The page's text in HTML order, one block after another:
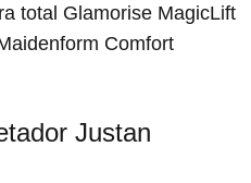
total Glamorise MagicLift
Comfort
Justan